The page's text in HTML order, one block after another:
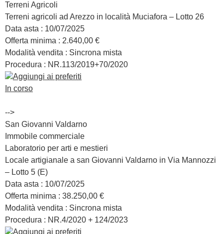
Terreni Agricoli
Terreni agricoli ad Arezzo in località Muciafora – Lotto 26
Data asta : 10/07/2025
Offerta minima : 2.640,00 €
Modalità vendita : Sincrona mista
Procedura : NR.113/2019+70/2020
Aggiungi ai preferiti
In corso
-->
San Giovanni Valdarno
Immobile commerciale
Laboratorio per arti e mestieri
Locale artigianale a san Giovanni Valdarno in Via Mannozzi
– Lotto 5 (E)
Data asta : 10/07/2025
Offerta minima : 38.250,00 €
Modalità vendita : Sincrona mista
Procedura : NR.4/2020 + 124/2023
Aggiungi ai preferiti